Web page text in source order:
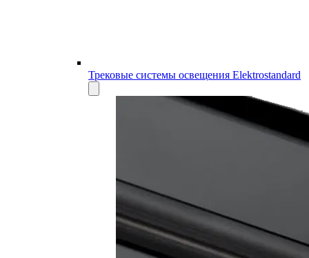
Трековые системы освещения Elektrostandard